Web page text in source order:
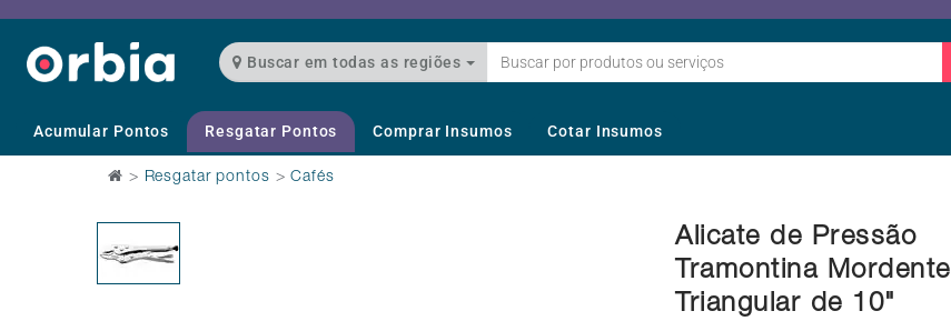
Buscar em todas as regiões
Acumular Pontos Resgatar Pontos Comprar Insumos Cotar Insumos
> Resgatar pontos >Cafés
Alicate de Pressão
Tramontina Mordente
Triangular de 10"